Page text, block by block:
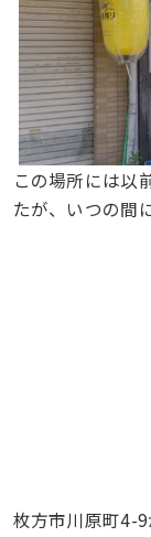
この場所には以
たが、いつの間
枚方市川原町4-9